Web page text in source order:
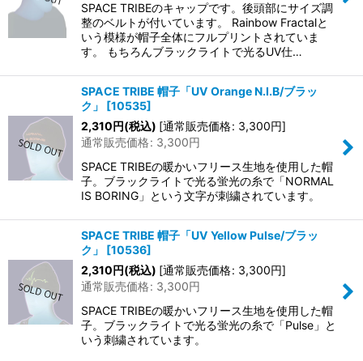
SPACE TRIBEのキャップです。後頭部にサイズ調
整のベルトが付いています。 Rainbow Fractalと
いう模様が帽子全体にフルプリントされていま
す。 もちろんブラックライトで光るUV仕…
SPACE TRIBE 帽子「UV Orange N.I.B/ブラッ
ク」
[10535]
2,310円(税込) [通常販売価格: 3,300円]
通常販売価格: 3,300円
SPACE TRIBEの暖かいフリース生地を使用した帽
子。ブラックライトで光る蛍光の糸で「NORMAL
IS BORING」という文字が刺繍されています。
SPACE TRIBE 帽子「UV Yellow Pulse/ブラッ
ク」
[10536]
2,310円(税込) [通常販売価格: 3,300円]
通常販売価格: 3,300円
SPACE TRIBEの暖かいフリース生地を使用した帽
子。ブラックライトで光る蛍光の糸で「Pulse」と
いう刺繍されています。